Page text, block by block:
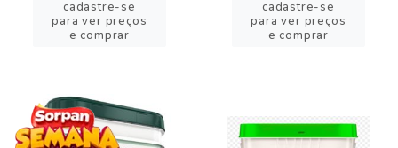
cadastre-se
para ver preços
e comprar
cadastre-se
para ver preços
e comprar